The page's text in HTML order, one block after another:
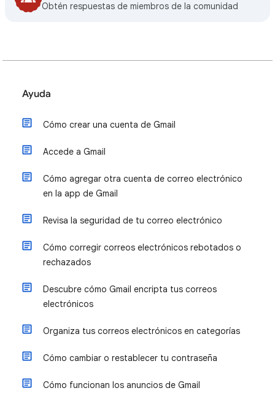
Obtén respuestas de miembros de la comunidad
Ayuda
Cómo crear una cuenta de Gmail
Accede a Gmail
Cómo agregar otra cuenta de correo electrónico
en la app de Gmail
Revisa la seguridad de tu correo electrónico
Cómo corregir correos electrónicos rebotados o
rechazados
Descubre cómo Gmail encripta tus correos
electrónicos
Organiza tus correos electrónicos en categorías
Cómo cambiar o restablecer tu contraseña
Cómo funcionan los anuncios de Gmail